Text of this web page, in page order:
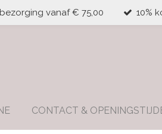
vanaf € 75,00 10%
CONTACT &